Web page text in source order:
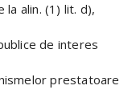
alin. (1) lit. d),
de interes
prestatoare